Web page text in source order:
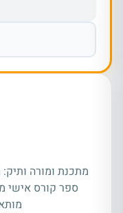
מתכנת ומורה
ספר קורס אישי